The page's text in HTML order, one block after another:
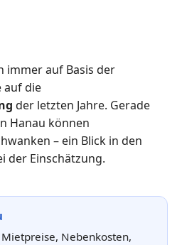
immer auf Basis der
auf die
der letzten Jahre. Gerade
Hanau können
– ein Blick in den
der Einschätzung.
Nebenkosten,